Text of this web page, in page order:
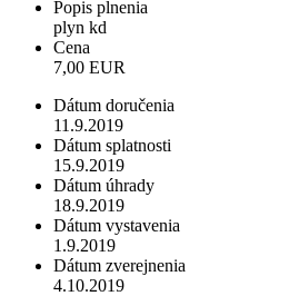
Popis plnenia
plyn kd
Cena
7,00 EUR
Dátum doručenia
11.9.2019
Dátum splatnosti
15.9.2019
Dátum úhrady
18.9.2019
Dátum vystavenia
1.9.2019
Dátum zverejnenia
4.10.2019